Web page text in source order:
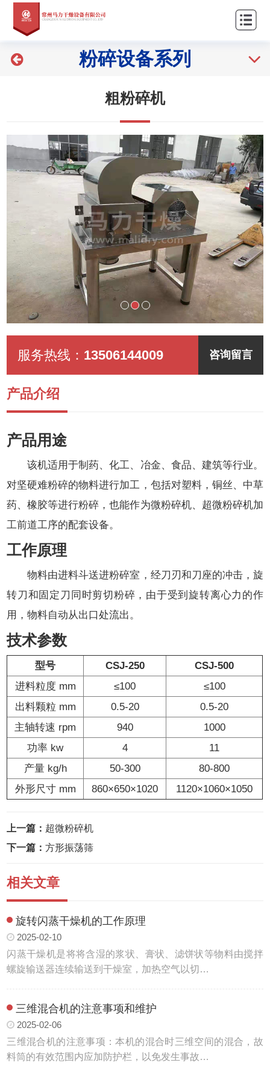
产
新
讯
案
系
们
粉碎设备系列
粗粉碎机
服务热线： 13506144009 咨询留言
产品介绍
产品用途
该机适用于制药、化工、冶金、食品、建筑等行业。
对坚硬难粉碎的物料进行加工，包括对塑料，铜丝、中草
药、橡胶等进行粉碎，也能作为微粉碎机、超微粉碎机加
工前道工序的配套设备。
工作原理
物料由进料斗送进粉碎室，经刀刃和刀座的冲击，旋
转刀和固定刀同时剪切粉碎，由于受到旋转离心力的作
用，物料自动从出口处流出。
技术参数
型号 CSJ-250
CSJ-500
进料粒度 mm
≤100
≤100
出料颗粒 mm
0.5-20
0.5-20
主轴转速 rpm
940
1000
功率 kw
4
11
产量 kg/h
50-300
80-800
外形尺寸 mm
860×650×1020 1120×1060×1050
上一篇： 超微粉碎机
下一篇：方形振荡筛
相关文章
旋转闪蒸干燥机的工作原理
2025-02-10
闪蒸干燥机是将将含湿的浆状、膏状、滤饼状等物料由搅拌
螺旋输送器连续输送到干燥室，加热空气以切…
三维混合机的注意事项和维护
2025-02-06
三维混合机的注意事项：本机的混合时三维空间的混合，故
料筒的有效范围内应加防护栏，以免发生事故…